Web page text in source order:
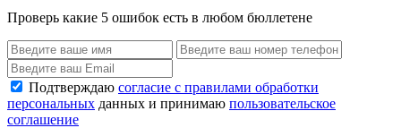
Проверь какие 5 ошибок есть в любом бюллетене
Подтверждаю согласие с правилами обработки
персональных данных и принимаю пользовательское
соглашение